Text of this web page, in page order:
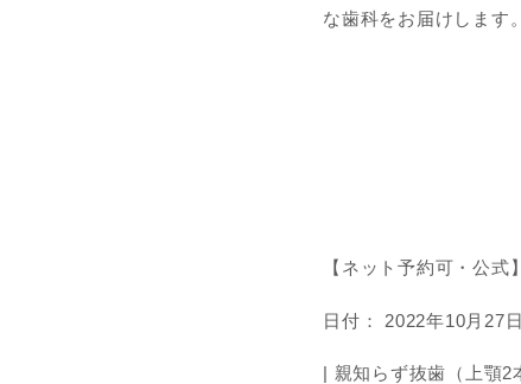
な歯科をお届けします。
【ネット予約可・公
日付： 2022年10月27日
| 親知らず抜歯（上顎2